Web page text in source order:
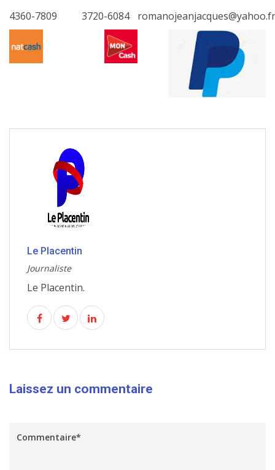
4360-7809 3720-6084 romanojeanjacques@yahoo.fr
Le Placentin
Journaliste
Le Placentin.
Laissez un commentaire